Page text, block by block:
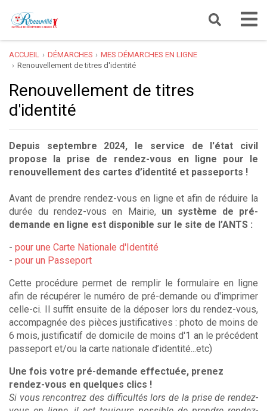
ACCUEIL DÉMARCHES
MES DÉMARCHES EN LIGNE
Renouvellement de titres d'identité
Renouvellement de titres
d'identité
Depuis septembre 2024, le service de l'état civil
propose la prise de rendez-vous en ligne pour le
renouvellement des cartes d’identité et passeports !
Avant de prendre rendez-vous en ligne et afin de réduire la
durée du rendez-vous en Mairie, un système de pré-
demande en ligne est disponible sur le site de l’ANTS :
- pour une Carte Nationale d'Identité
- pour un Passeport
Cette procédure permet de remplir le formulaire en ligne
afin de récupérer le numéro de pré-demande ou d'imprimer
celle-ci. Il suffit ensuite de la déposer lors du rendez-vous,
accompagnée des pièces justificatives : photo de moins de
6 mois, justificatif de domicile de moins d'1 an le précédent
passeport et/ou la carte nationale d’identité...etc)
Une fois votre pré-demande effectuée, prenez
rendez-vous en quelques clics !
Si vous rencontrez des difficultés lors de la prise de rendez-